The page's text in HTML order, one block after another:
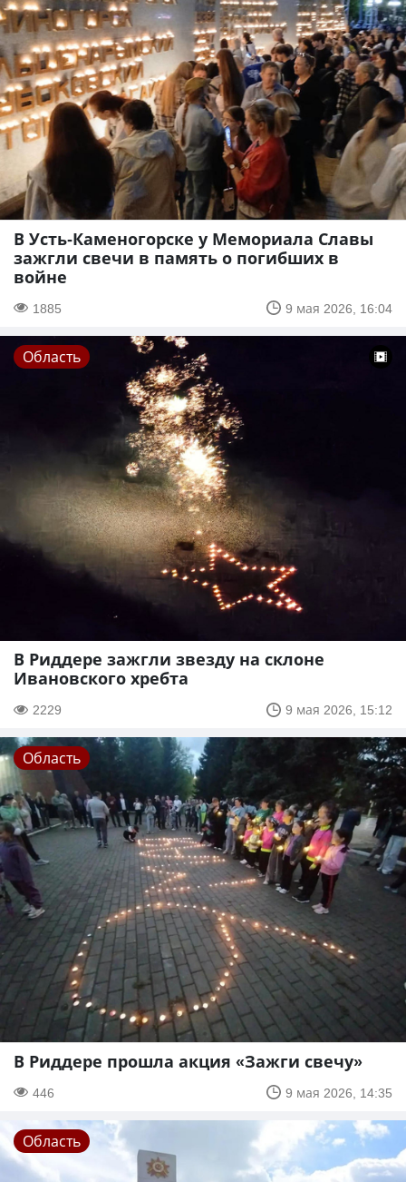
В Усть-Каменогорске у Мемориала Славы
зажгли свечи в память о погибших в
войне
1885 9 мая 2026, 16:04
Область
В Риддере зажгли звезду на склоне
Ивановского хребта
2229 9 мая 2026, 15:12
Область
В Риддере прошла акция «Зажги свечу»
446 9 мая 2026, 14:35
Область